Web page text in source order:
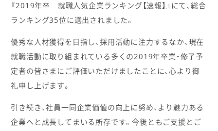
『2019年卒 就職人気企業ランキング【速報】』にて、総合
ランキング35位に選出されました。
優秀な人材獲得を目指し、採用活動に注力するなか、現在
就職活動に取り組まれている多くの2019年卒業・修了予
定者の皆さまにご評価いただけましたことに、心より御
礼申し上げます。
引き続き、社員一同企業価値の向上に努め、より魅力ある
企業へと成長してまいる所存です。今後ともご支援とご